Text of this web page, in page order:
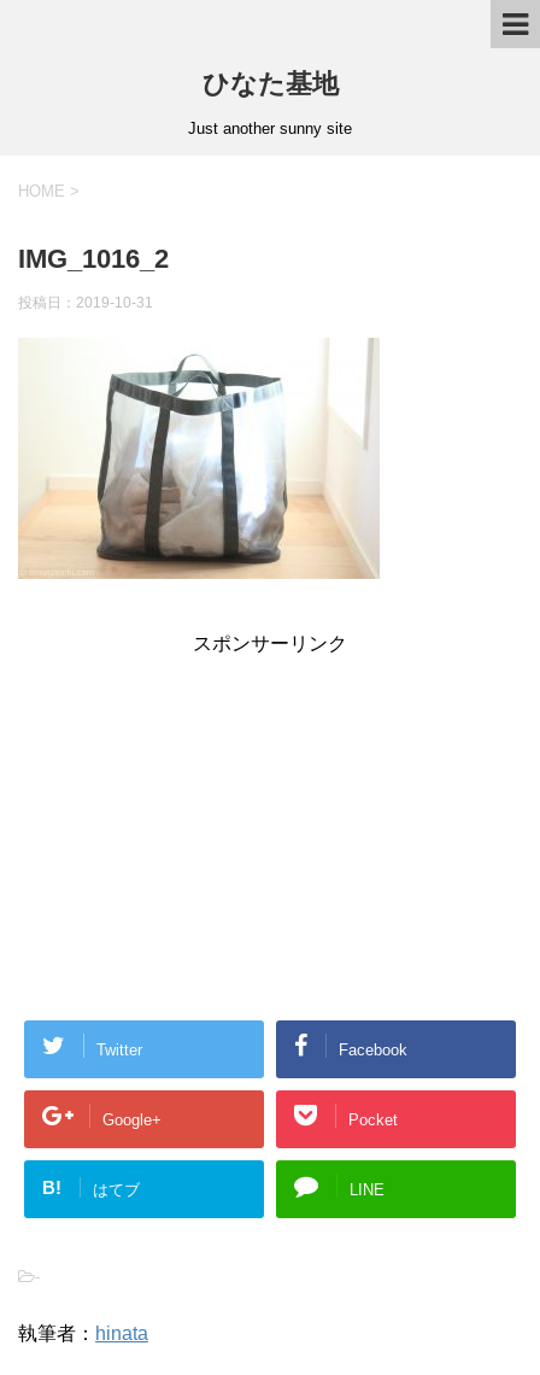
ひなた基地
Just another sunny site
HOME >
IMG_1016_2
投稿日：2019-10-31
スポンサーリンク
Twitter Facebook
Google+ Pocket
B! はてブ LINE
-
執筆者： hinata